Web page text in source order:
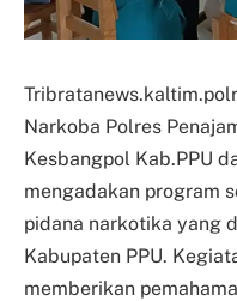
Narkoba Polres
Kesbangpol Kab.PPU
mengadakan program
pidana narkotika yang
Kabupaten PPU.
memberikan